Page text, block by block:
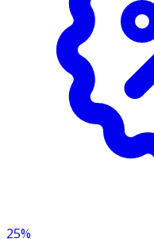
Dimethicone,
Olivate, Canola Oil,
Cetearyl Alcohol,
Panthenol,
Juice, Tocopheryl
Hydrogenated
Maltodextrin, Glucose,
Lactobacillus,
Copolymer, Citric Acid,
25%